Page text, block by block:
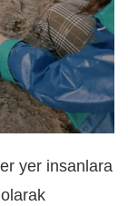
yer insanlara